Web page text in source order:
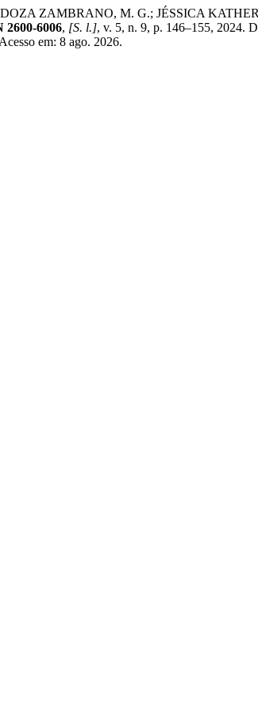
ZAMBRANO, M. G.; JÉSSICA
6006, [S. l.], v. 5, n. 9, p. 146–155, 2024.
em: 8 ago. 2026.